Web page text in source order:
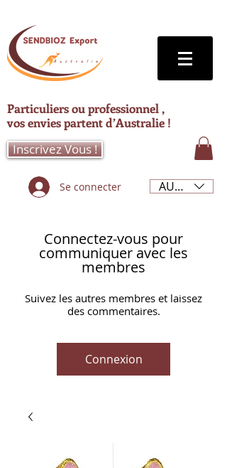
Particuliers ou professionnel ,
vos envies partent d’Australie !
Inscrivez Vous !
Se connecter AUD (AU$)
Connectez-vous pour
communiquer avec les
membres
Suivez les autres membres et laissez
des commentaires.
Connexion